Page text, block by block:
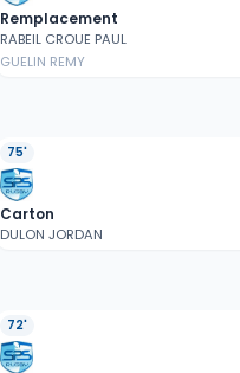
Remplacement
RABEIL CROUE PAUL
GUELIN REMY
75'
Carton
DULON JORDAN
72'